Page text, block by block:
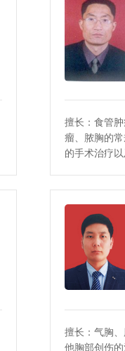
擅长：食管
瘤、脓胸的
的手术治疗
擅长：气胸
他胸部创伤的